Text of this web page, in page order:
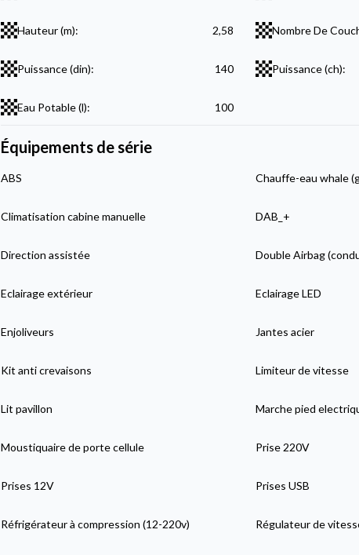
Hauteur (m): 2,58 Nombre De
Puissance (din): 140 Puissance (ch):
Eau Potable (l): 100
Équipements de série
ABS Chauffe-eau whale
Climatisation cabine manuelle DAB_+
Direction assistée Double Airbag
Eclairage extérieur Eclairage LED
Enjoliveurs Jantes acier
Kit anti crevaisons Limiteur de vitesse
Lit pavillon Marche pied
Moustiquaire de porte cellule Prise 220V
Prises 12V Prises USB
Réfrigérateur à compression (12-220v) Régulateur de